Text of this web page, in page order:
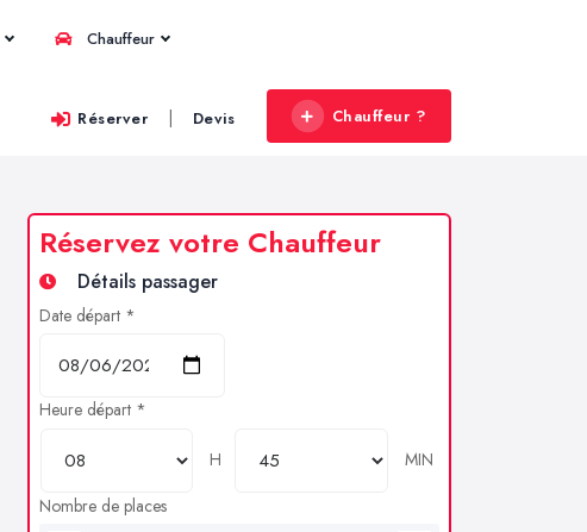
Chauffeur
Réserver | Devis Chauffeur ?
Réservez votre Chauffeur
Détails passager
Date départ *
Heure départ *
H
MIN
Nombre de places